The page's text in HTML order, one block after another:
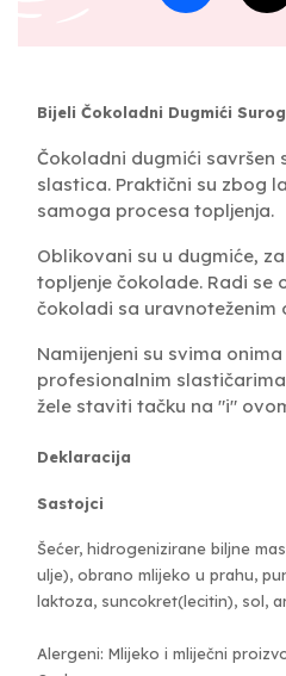
Bijeli Čokoladni Dugmići
Čokoladni dugmići savršen
slastica. Praktični su zbog
samoga procesa topljenja.
Oblikovani su u dugmiće,
topljenje čokolade. Radi se
čokoladi sa uravnoteženim
Namijenjeni su svima
profesionalnim
žele staviti tačku na "i"
Deklaracija
Sastojci
Šećer, hidrogenizirane biljne
ulje), obrano mlijeko u prahu,
laktoza, suncokret(lecitin), sol,
Alergeni: Mlijeko i mliječni